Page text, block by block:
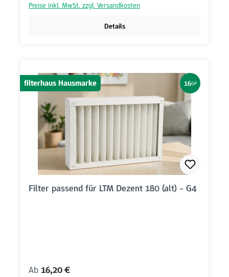
Preise inkl. MwSt. zzgl. Versandkosten
Details
filterhaus Hausmarke 16GP
Filter passend für LTM Dezent 180 (alt) - G4
Regulärer Preis:
Ab 16,20 €